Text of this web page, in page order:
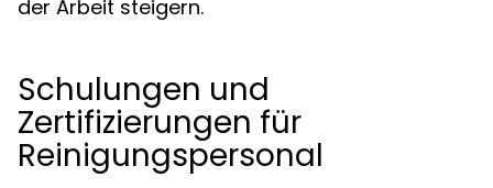
der Arbeit steigern.
Schulungen und
Zertifizierungen für
Reinigungspersonal